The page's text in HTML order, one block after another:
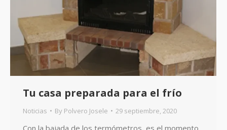
Tu casa preparada para el frío
Noticias By Polvero Josele 29 septiembre, 2020